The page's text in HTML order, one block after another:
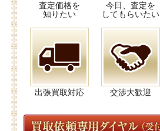
査定価格を
知りたい
今日、査定を
してもらいたい
出張買取対応 交渉大歓迎